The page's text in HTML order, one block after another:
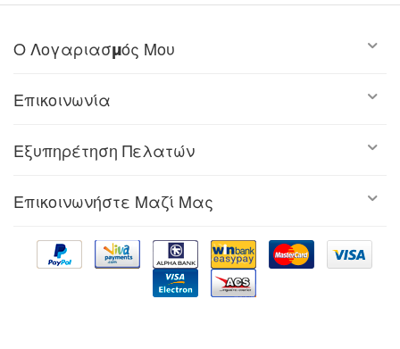
Ο Λογαριασμός Μου
Επικοινωνία
Εξυπηρέτηση Πελατών
Επικοινωνήστε Μαζί Μας